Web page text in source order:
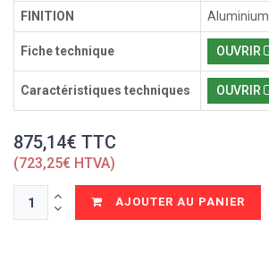
FINITION Aluminium
Fiche technique OUVRIR
Caractéristiques techniques OUVRIR
875,14€ TTC
(723,25€ HTVA)
AJOUTER AU PANIER